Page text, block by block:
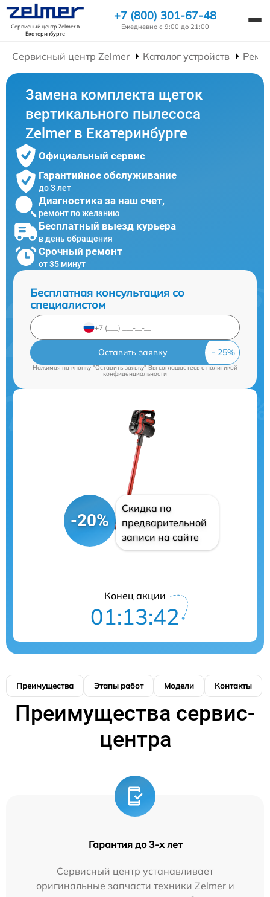
Сервисный центр Zelmerв
Екатеринбурге
+7 (800) 301-67-48
Ежедневно с 9:00 до 21:00
Сервисный центр Zelmer Каталог устройств
Замена комплекта щеток
вертикального пылесоса
Zelmer в Екатеринбурге
Официальный сервис
Гарантийное обслуживание
до 3 лет
Диагностика за наш счет,
ремонт по желанию
Бесплатный выезд курьера
в день обращения
Срочный ремонт
от 35 минут
Бесплатная консультация со
специалистом
Оставить заявку
Нажимая на кнопку "Оставить заявку" Вы соглашаетесь c политикой
конфиденциальности
-20%
Скидка по
предварительной
записи на сайте
Конец акции
01:13:41
Преимущества Этапы работ Модели Контакты
Преимущества сервис-
центра
Гарантия до 3-х лет
Сервисный центр устанавливает
оригинальные запчасти техники Zelmer и